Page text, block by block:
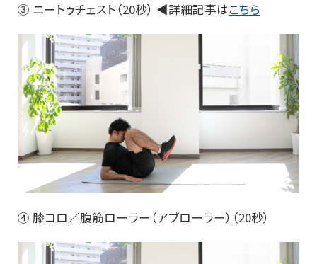
③ ニートゥチェスト（20秒） ◀詳細記事はこちら
④ 膝コロ／腹筋ローラー（アブローラー）（20秒）